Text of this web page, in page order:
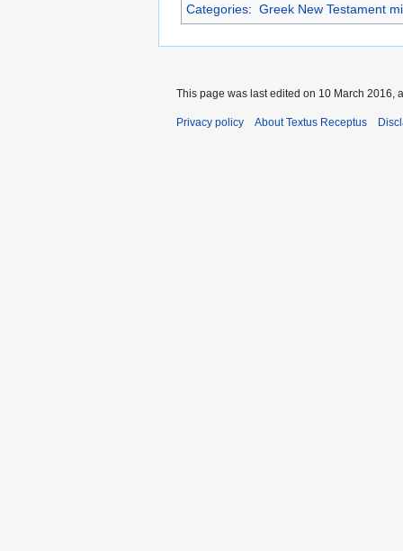
Categories: Greek New Testament
This page was last edited on 10 March 2016,
Privacy policy About Textus Receptus